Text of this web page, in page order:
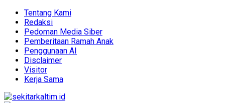
Tentang Kami
Redaksi
Pedoman Media Siber
Pemberitaan Ramah Anak
Penggunaan AI
Disclaimer
Visitor
Kerja Sama